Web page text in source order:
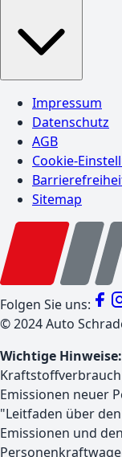
Impressum
Datenschutz
AGB
Cookie-
Sitemap
Folgen Sie uns:
©2024Auto
Wichtige Hinweise:
Kraftstoffverbrauch
Emissionen neuer
"Leitfaden über
Emissionen und